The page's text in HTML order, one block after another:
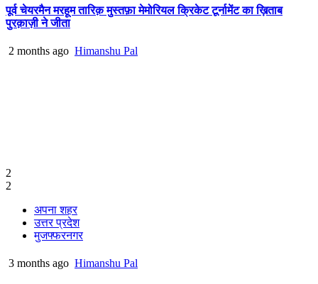
पूर्व चेयरमैन मरहूम तारिक़ मुस्तफ़ा मेमोरियल क्रिकेट टूर्नामेंट का ख़िताब
पुरक़ाज़ी ने जीता
2 months ago Himanshu Pal
2
2
अपना शहर
उत्तर प्रदेश
मुजफ्फरनगर
3 months ago Himanshu Pal